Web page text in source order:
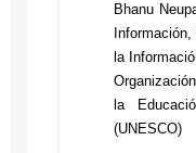
Bhanu
la
la
(UNESCO)